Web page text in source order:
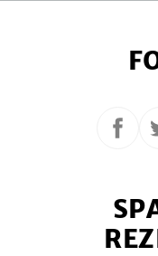
Folge